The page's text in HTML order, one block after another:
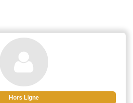
Play Store !
Hors Ligne